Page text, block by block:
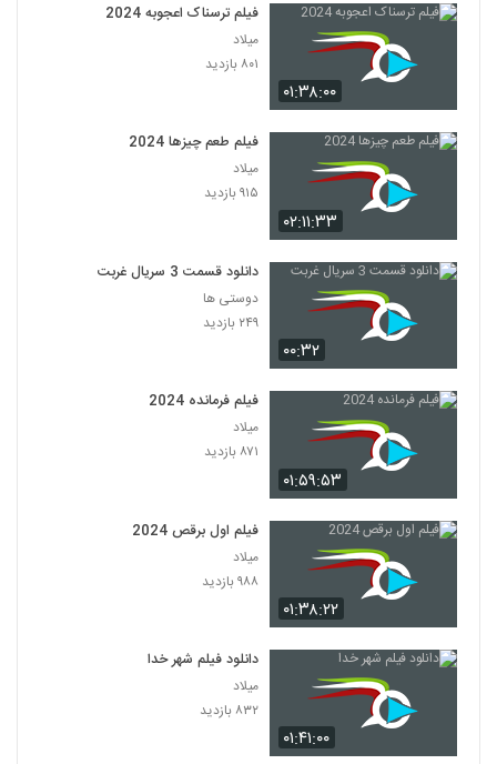
۰۱:۳۸:۰۰
فیلم ترسناک اعجوبه 2024
میلاد
۸۰۱ بازدید
۰۲:۱۱:۳۳
فیلم طعم چیزها 2024
میلاد
۹۱۵ بازدید
۰۰:۳۲
دانلود قسمت 3 سریال غربت
دوستی ها
۲۴۹ بازدید
۰۱:۵۹:۵۳
فیلم فرمانده 2024
میلاد
۸۷۱ بازدید
۰۱:۳۸:۲۲
فیلم اول برقص 2024
میلاد
۹۸۸ بازدید
۰۱:۴۱:۰۰
دانلود فیلم شهر خدا
میلاد
۸۳۲ بازدید